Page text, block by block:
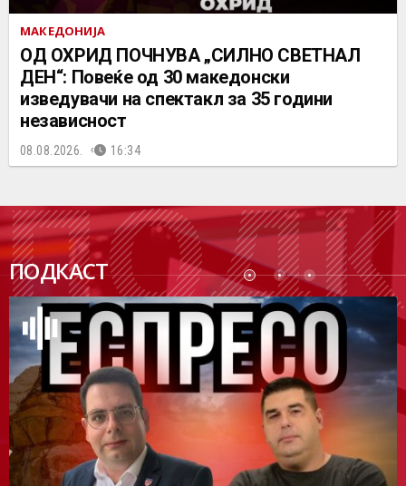
МАКЕДОНИЈА
ОД ОХРИД ПОЧНУВА „СИЛНО СВЕТНАЛ
ДЕН“: Повеќе од 30 македонски
изведувачи на спектакл за 35 години
независност
08.08.2026. 16:34
ПОДКАСТ
ПОДК
АСТ